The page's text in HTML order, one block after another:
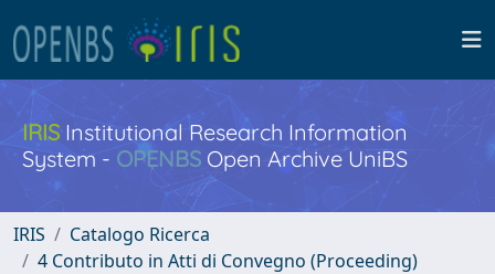
IRISInstitutional Research Information
System - OPENBS Open Archive UniBS
IRIS
Catalogo Ricerca
4 Contributo in Atti di Convegno (Proceeding)